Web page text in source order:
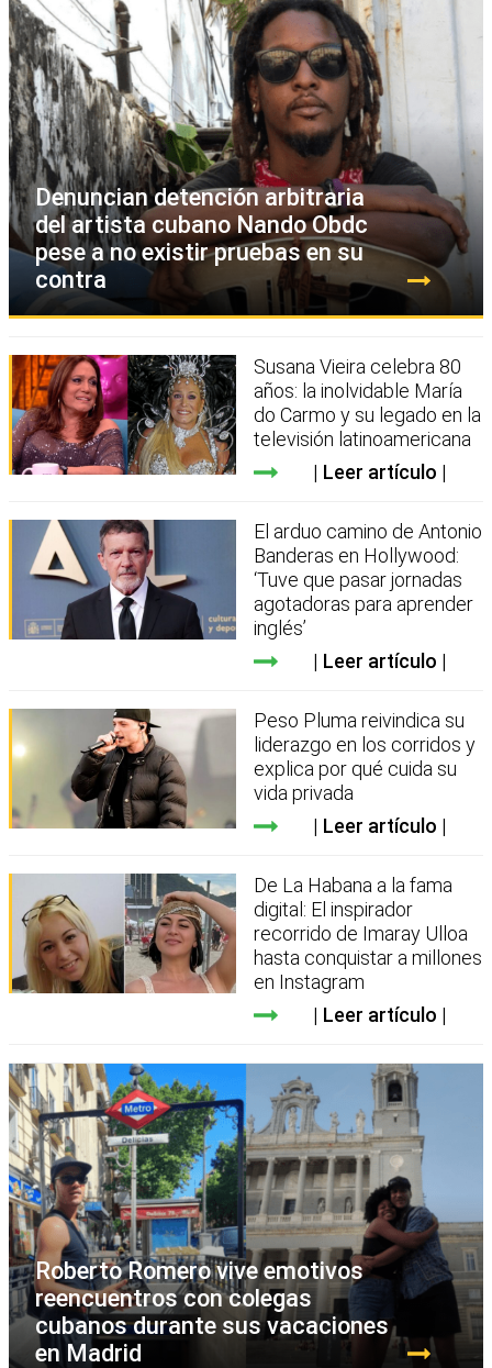
Denuncian detención arbitraria
del artista cubano Nando Obdc
pese a no existir pruebas en su
contra
Susana Vieira celebra 80
años: la inolvidable María
do Carmo y su legado en la
televisión latinoamericana
Leer artículo
El arduo camino de Antonio
Banderas en Hollywood:
‘Tuve que pasar jornadas
agotadoras para aprender
inglés’
Leer artículo
Peso Pluma reivindica su
liderazgo en los corridos y
explica por qué cuida su
vida privada
Leer artículo
De La Habana a la fama
digital: El inspirador
recorrido de Imaray Ulloa
hasta conquistar a millones
en Instagram
Leer artículo
Roberto Romero vive emotivos
reencuentros con colegas
cubanos durante sus vacaciones
en Madrid